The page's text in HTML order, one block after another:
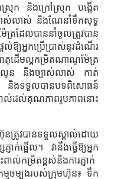
ស្រុក និងក្រៅស្រុក បង្កើត
ាស់លាស់ និងណែនាំទឹកសុទ្ធ
រដែលបាននាំចូលត្រូវបាន
ល់ឱ្យអ្នកប្រើប្រាស់នូវដំណើរ
ាតុដើមល្អកម្រិតណាណូម៉ែត្រ
រលូន និងច្បាស់លាស់ កាត់
ន និងទទួលបានបទពិសោធន៍
ាល់ដល់គុណភាពរូបភាពនោះ
ត្រូវបានទទួលស្គាល់ដោយ
ាក់ផ្អើល។ វា​នឹង​ធ្វើ​ឱ្យ​អ្នក​
ាល់​កម្រិត​ខ្ពស់​និង​ការ​ភ្ញាក់​
ម្មចម្បងរបស់ក្រុមហ៊ុន៖ ទឹក